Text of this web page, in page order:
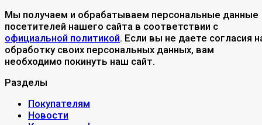
Мы получаем и обрабатываем персональные данные
посетителей нашего сайта в соответствии с
официальной политикой. Если вы не даете согласия
обработку своих персональных данных, вам
необходимо покинуть наш сайт.
Разделы
Покупателям
Новости